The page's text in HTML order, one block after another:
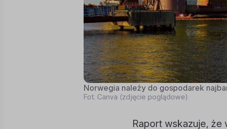
Norwegia należy do gospodarek
Fot. Canva (zdjęcie poglądowe)
Raport wskazuje,